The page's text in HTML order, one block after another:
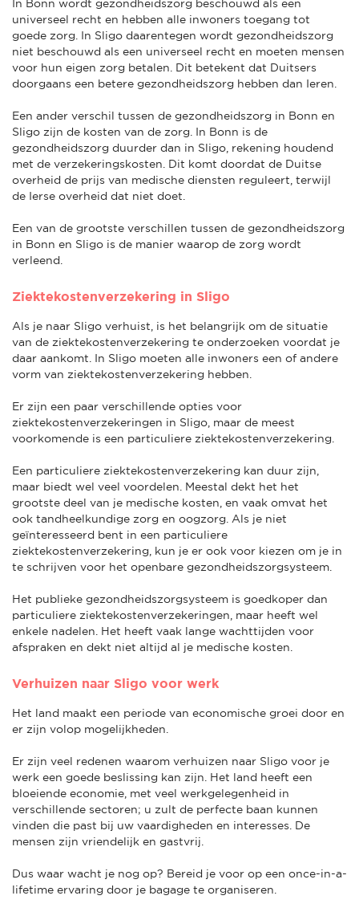
In Bonn wordt gezondheidszorg beschouwd als een
universeel recht en hebben alle inwoners toegang tot
goede zorg. In Sligo daarentegen wordt gezondheidszorg
niet beschouwd als een universeel recht en moeten mensen
voor hun eigen zorg betalen. Dit betekent dat Duitsers
doorgaans een betere gezondheidszorg hebben dan Ieren.
Een ander verschil tussen de gezondheidszorg in Bonn en
Sligo zijn de kosten van de zorg. In Bonn is de
gezondheidszorg duurder dan in Sligo, rekening houdend
met de verzekeringskosten. Dit komt doordat de Duitse
overheid de prijs van medische diensten reguleert, terwijl
de Ierse overheid dat niet doet.
Een van de grootste verschillen tussen de gezondheidszorg
in Bonn en Sligo is de manier waarop de zorg wordt
verleend.
Ziektekostenverzekering in Sligo
Als je naar Sligo verhuist, is het belangrijk om de situatie
van de ziektekostenverzekering te onderzoeken voordat je
daar aankomt. In Sligo moeten alle inwoners een of andere
vorm van ziektekostenverzekering hebben.
Er zijn een paar verschillende opties voor
ziektekostenverzekeringen in Sligo, maar de meest
voorkomende is een particuliere ziektekostenverzekering.
Een particuliere ziektekostenverzekering kan duur zijn,
maar biedt wel veel voordelen. Meestal dekt het het
grootste deel van je medische kosten, en vaak omvat het
ook tandheelkundige zorg en oogzorg. Als je niet
geïnteresseerd bent in een particuliere
ziektekostenverzekering, kun je er ook voor kiezen om je in
te schrijven voor het openbare gezondheidszorgsysteem.
Het publieke gezondheidszorgsysteem is goedkoper dan
particuliere ziektekostenverzekeringen, maar heeft wel
enkele nadelen. Het heeft vaak lange wachttijden voor
afspraken en dekt niet altijd al je medische kosten.
Verhuizen naar Sligo voor werk
Het land maakt een periode van economische groei door en
er zijn volop mogelijkheden.
Er zijn veel redenen waarom verhuizen naar Sligo voor je
werk een goede beslissing kan zijn. Het land heeft een
bloeiende economie, met veel werkgelegenheid in
verschillende sectoren; u zult de perfecte baan kunnen
vinden die past bij uw vaardigheden en interesses. De
mensen zijn vriendelijk en gastvrij.
Dus waar wacht je nog op? Bereid je voor op een once-in-a-
lifetime ervaring door je bagage te organiseren.